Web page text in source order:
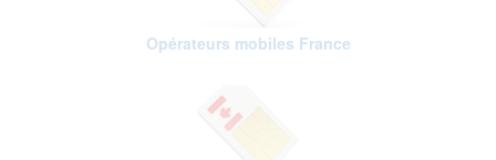
Opérateurs mobiles France